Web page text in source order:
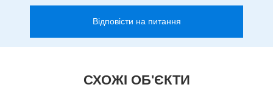
Відповісти на питання
СХОЖІ ОБ'ЄКТИ